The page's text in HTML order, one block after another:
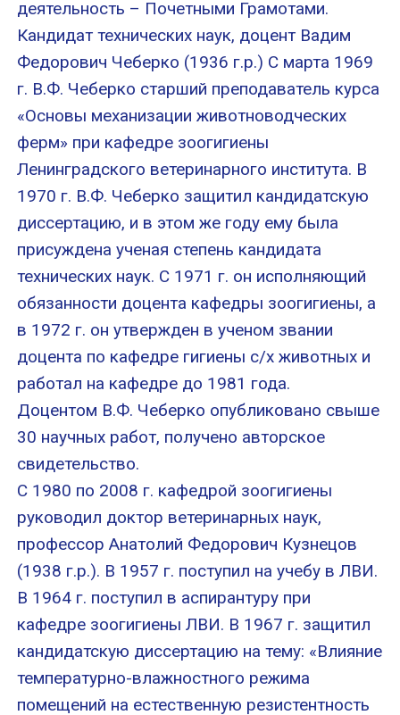
деятельность – Почетными Грамотами.
Кандидат технических наук, доцент Вадим
Федорович Чеберко (1936 г.р.) С марта 1969
г. В.Ф. Чеберко старший преподаватель курса
«Основы механизации животноводческих
ферм» при кафедре зоогигиены
Ленинградского ветеринарного института. В
1970 г. В.Ф. Чеберко защитил кандидатскую
диссертацию, и в этом же году ему была
присуждена ученая степень кандидата
технических наук. С 1971 г. он исполняющий
обязанности доцента кафедры зоогигиены, а
в 1972 г. он утвержден в ученом звании
доцента по кафедре гигиены с/х животных и
работал на кафедре до 1981 года.
Доцентом В.Ф. Чеберко опубликовано свыше
30 научных работ, получено авторское
свидетельство.
С 1980 по 2008 г. кафедрой зоогигиены
руководил доктор ветеринарных наук,
профессор Анатолий Федорович Кузнецов
(1938 г.р.). В 1957 г. поступил на учебу в ЛВИ.
В 1964 г. поступил в аспирантуру при
кафедре зоогигиены ЛВИ. В 1967 г. защитил
кандидатскую диссертацию на тему: «Влияние
температурно-влажностного режима
помещений на естественную резистентность